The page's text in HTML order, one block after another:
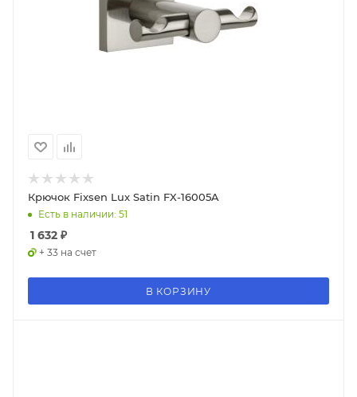
Крючок Fixsen Lux Satin FX-16005A
Есть в наличии: 51
1 632 ₽
+ 33 на счет
В КОРЗИНУ